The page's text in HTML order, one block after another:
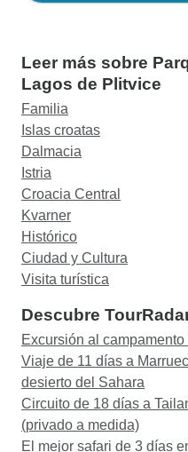
Leer más sobre
Lagos de Plitvice
Familia
Islas croatas
Dalmacia
Istria
Croacia Central
Kvarner
Histórico
Ciudad y Cultura
Visita turística
Descubre
Excursión al
Viaje de 11 días a
desierto del Sahara
Circuito de 18 días a
(privado a medida)
El mejor safari de 3 días